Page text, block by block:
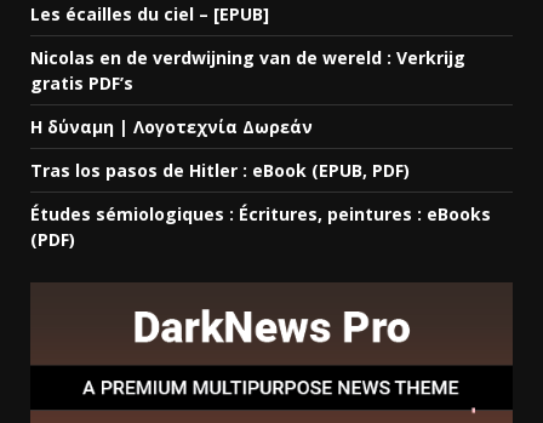
Les écailles du ciel – [EPUB]
Nicolas en de verdwijning van de wereld : Verkrijg
gratis PDF’s
Η δύναμη | Λογοτεχνία Δωρεάν
Tras los pasos de Hitler : eBook (EPUB, PDF)
Études sémiologiques : Écritures, peintures : eBooks
(PDF)